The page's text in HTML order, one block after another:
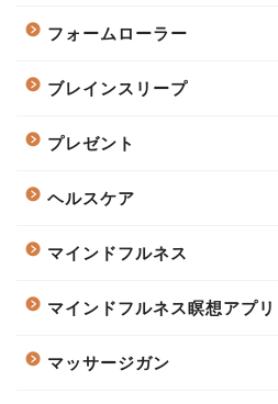
フォームローラー
ブレインスリープ
プレゼント
ヘルスケア
マインドフルネス
マインドフルネス瞑想アプリ
マッサージガン